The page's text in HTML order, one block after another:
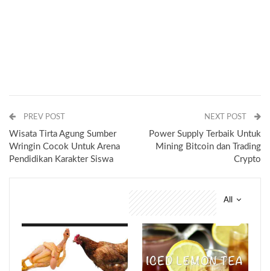
PREV POST
Wisata Tirta Agung Sumber
Wringin Cocok Untuk Arena
Pendidikan Karakter Siswa
NEXT POST
Power Supply Terbaik Untuk
Mining Bitcoin dan Trading
Crypto
All